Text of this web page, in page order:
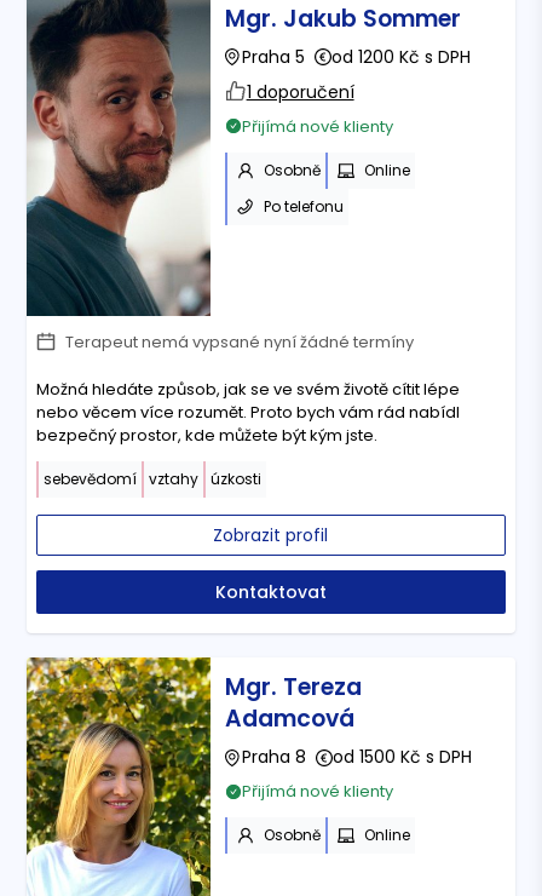
Mgr. Jakub Sommer
Praha 5
od 1200 Kč s DPH
1 doporučení
Přijímá nové klienty
Osobně
Online
Po telefonu
Terapeut nemá vypsané nyní žádné termíny
Možná hledáte způsob, jak se ve svém životě cítit lépe
nebo věcem více rozumět. Proto bych vám rád nabídl
bezpečný prostor, kde můžete být kým jste.
sebevědomí vztahy úzkosti
Zobrazit profil
Kontaktovat
Mgr. Tereza
Adamcová
Praha 8 od 1500 Kč s DPH
Přijímá nové klienty
Osobně Online